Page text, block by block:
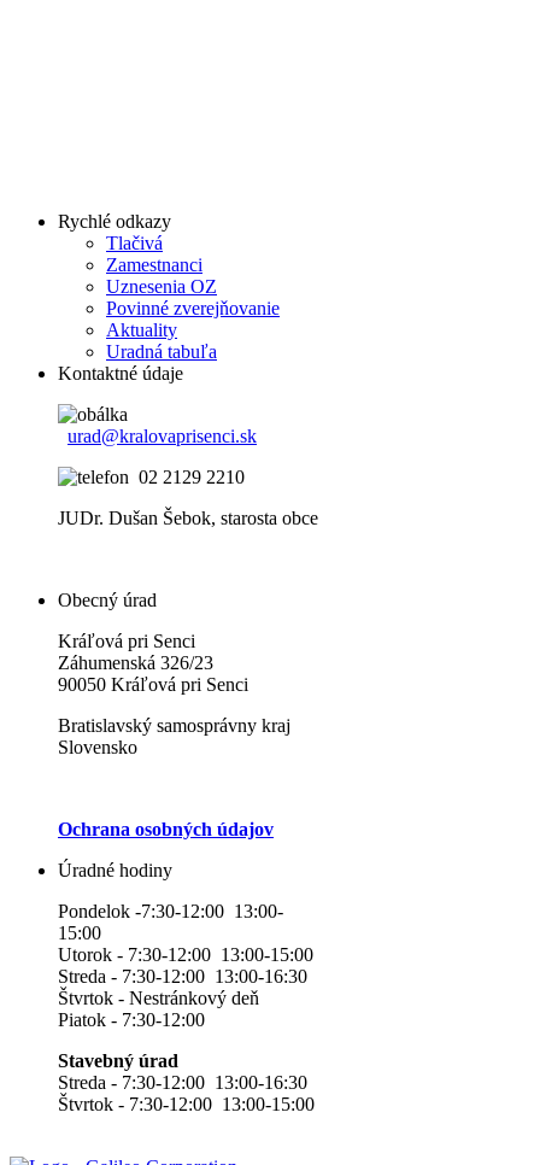
Rychlé odkazy
Tlačivá
Zamestnanci
Uznesenia OZ
Povinné zverejňovanie
Aktuality
Uradná tabuľa
Kontaktné údaje
urad@kralovaprisenci.sk
02 2129 2210
JUDr. Dušan Šebok, starosta obce
Obecný úrad
Kráľová pri Senci
Záhumenská 326/23
90050 Kráľová pri Senci
Bratislavský samosprávny kraj
Slovensko
Ochrana osobných údajov
Úradné hodiny
Pondelok -7:30-12:00 13:00-
15:00
Utorok - 7:30-12:00 13:00-15:00
Streda - 7:30-12:00 13:00-16:30
Štvrtok - Nestránkový deň
Piatok - 7:30-12:00
Stavebný úrad
Streda - 7:30-12:00 13:00-16:30
Štvrtok - 7:30-12:00 13:00-15:00